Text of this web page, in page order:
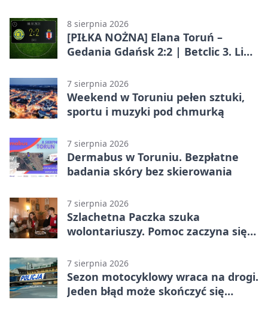
8 sierpnia 2026
[PIŁKA NOŻNA] Elana Toruń –
Gedania Gdańsk 2:2 | Betclic 3. Liga
7 sierpnia 2026
Weekend w Toruniu pełen sztuki,
sportu i muzyki pod chmurką
7 sierpnia 2026
Dermabus w Toruniu. Bezpłatne
badania skóry bez skierowania
7 sierpnia 2026
Szlachetna Paczka szuka
wolontariuszy. Pomoc zaczyna się
7 sierpnia 2026
Sezon motocyklowy wraca na drogi.
Jeden błąd może skończyć się